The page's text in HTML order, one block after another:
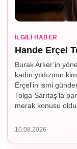
İLGILI HABER
Hande Erçel
Burak Arlıer’in
kadın yıldızının
Erçel’in ismi
Tolga Sarıtaş’la
merak konusu oldu.
10.08.2026